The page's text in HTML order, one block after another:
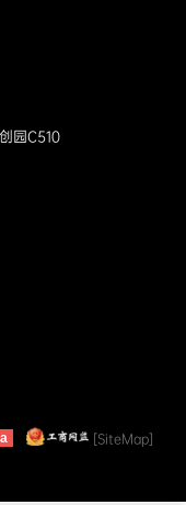
园C510
[SiteMap]